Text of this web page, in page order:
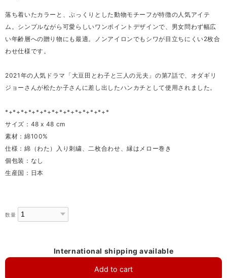
落ち着いたカラーと、ぷっくりとした動物モチーフが特徴の人気アイテ
ム。シンプルながら可愛らしいワンポイントデザインで、男女問わず幅広
い年齢層への贈り物にも最適。ノンアイロンでもシワが目立ちにくい2枚合
わせ仕様です。
2021年の人気ドラマ「大豆田とわ子と三人の元夫」の第7話で、オダギリ
ジョーさんが松たか子さんに差し出したハンカチとして使用されました。
*+*+*+*+*+*+*+*+*+*+*+*+*+*
サイズ：48 x 48 cm
素材：綿100%
仕様：綿（わた）入り刺繍、二枚合わせ、縁はメロー巻き
個包装：なし
生産国：日本
数量
International shipping available
Add to cart